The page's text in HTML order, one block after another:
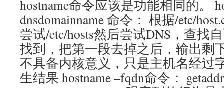
hostname命令应该是功能相同的。
dnsdomainname 命令： 根据/etc/
尝试/etc/hosts然后尝试DNS，查找
找到，把第一段去掉之后，输出剩
不具备内核意义，只是主机名经过
生结果 hostname –fqdn命令：